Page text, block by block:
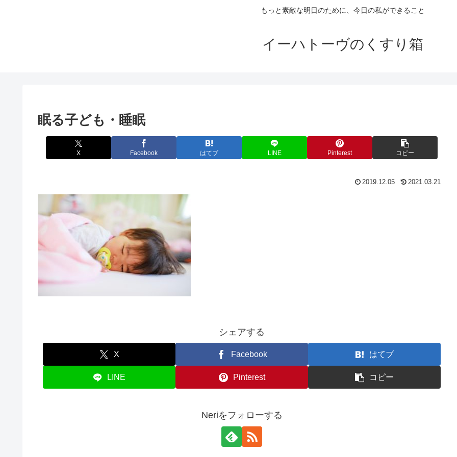
もっと素敵な明日のために、今日の私ができること
イーハトーヴのくすり箱
眠る子ども・睡眠
X Facebook はてブ LINE Pinterest コピー
2019.12.05 2021.03.21
シェアする
X Facebook はてブ
LINE Pinterest コピー
Neriをフォローする